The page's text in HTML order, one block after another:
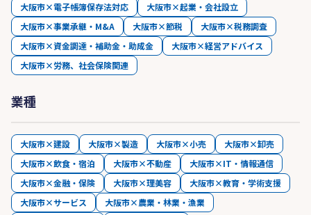
大阪市×電子帳簿保存法対応
大阪市×起業・会社設立
大阪市×事業承継・M&A
大阪市×節税
大阪市×税務調査
大阪市×資金調達・補助金・助成金
大阪市×経営アドバイス
大阪市×労務、社会保険関連
業種
大阪市×建設 大阪市×製造 大阪市×小売
大阪市×卸売
大阪市×飲食・宿泊
大阪市×不動産
大阪市×IT・情報通信
大阪市×金融・保険
大阪市×理美容
大阪市×教育・学術支援
大阪市×サービス
大阪市×農業・林業・漁業